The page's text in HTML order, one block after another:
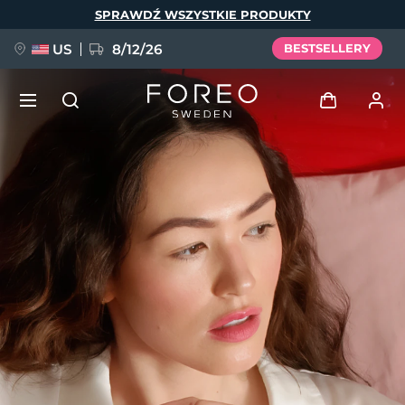
SPRAWDŹ WSZYSTKIE PRODUKTY
US 8/12/26 BESTSELLERY
Zaloguj
Profil użytkownika
Moje urządzenia
Moje zamówienia
Moje adresy
Moje subskrypcje
FAQ™ Pure Beauty-Tech Elixir
BREAKING NEWS
issa™ Teeth Whitening Set
Język
English Deutsch
Español
Français
Português
Polski
Svenska
Русский
Türkçe
简体中文 繁體中文